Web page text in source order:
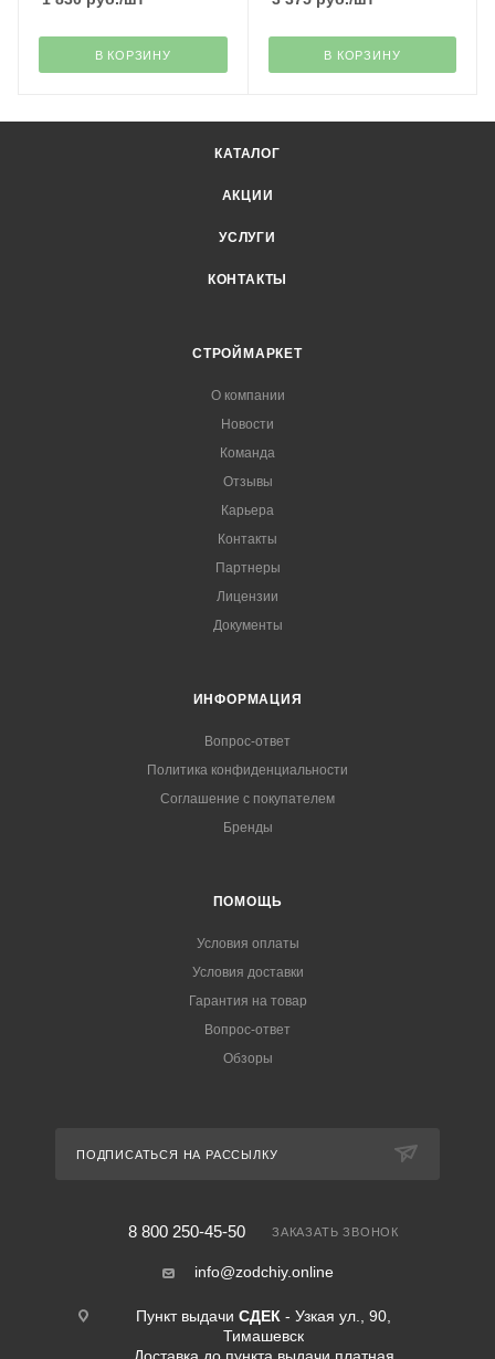
В КОРЗИНУ В КОРЗИНУ
КАТАЛОГ
АКЦИИ
УСЛУГИ
КОНТАКТЫ
СТРОЙМАРКЕТ
О компании
Новости
Команда
Отзывы
Карьера
Контакты
Партнеры
Лицензии
Документы
ИНФОРМАЦИЯ
Вопрос-ответ
Политика конфиденциальности
Соглашение с покупателем
Бренды
ПОМОЩЬ
Условия оплаты
Условия доставки
Гарантия на товар
Вопрос-ответ
Обзоры
ПОДПИСАТЬСЯ НА РАССЫЛКУ
8 800 250-45-50 ЗАКАЗАТЬ ЗВОНОК
info@zodchiy.online
Пункт выдачи СДЕК - Узкая ул., 90,
Тимашевск
Доставка до пункта выдачи платная